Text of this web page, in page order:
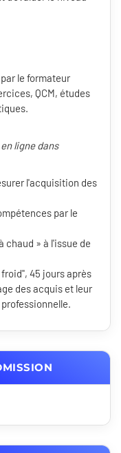
le formateur
QCM, études
ligne dans
l'acquisition des
par le
chaud » à l'issue de
45 jours après
des acquis et leur